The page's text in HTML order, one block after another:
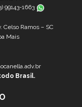
99143-1663
Celso Ramos – SC
Mais
Brasil.